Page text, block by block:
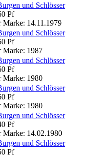
und Schlösser
Pf
Marke: 14.11.1979
und Schlösser
Pf
Marke: 1987
und Schlösser
Pf
Marke: 1980
und Schlösser
Pf
Marke: 1980
und Schlösser
Pf
Marke: 14.02.1980
und Schlösser
Pf